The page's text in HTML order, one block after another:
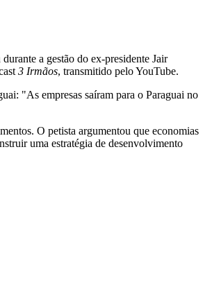
a gestão do ex-presidente Jair
3 Irmãos, transmitido pelo YouTube.
"As empresas saíram para o Paraguai no
O petista argumentou que economias
uma estratégia de desenvolvimento